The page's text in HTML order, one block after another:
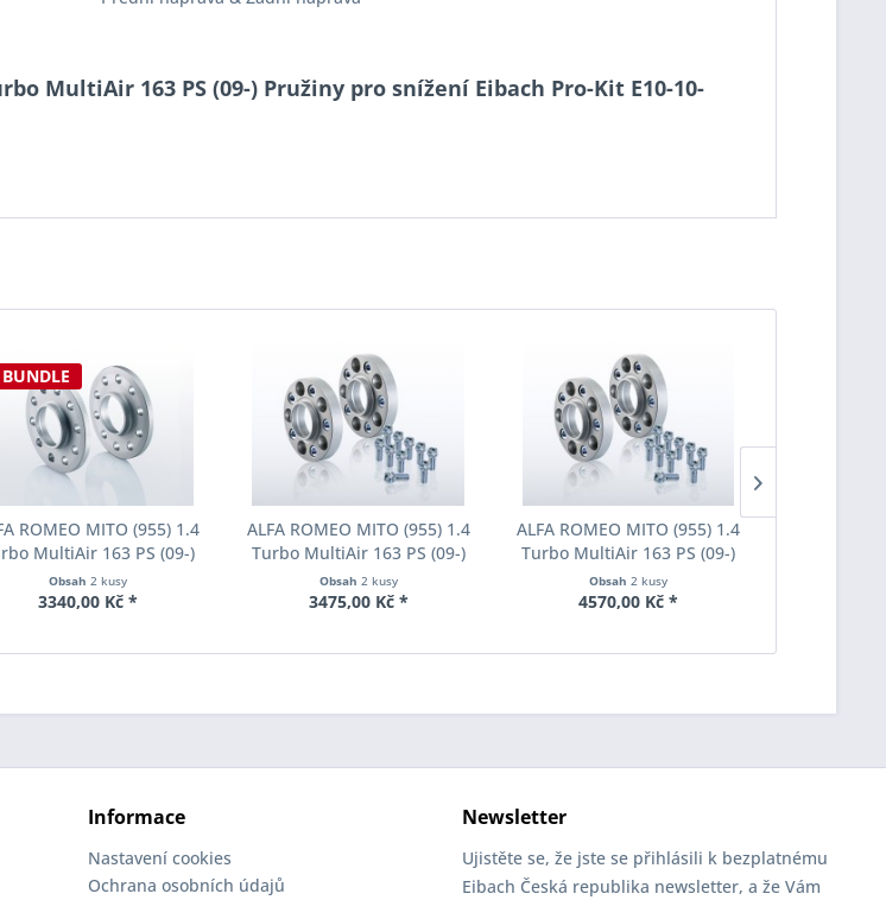
MultiAir 163 PS (09-) Pružiny pro snížení Eibach Pro-Kit E10-10-
BUNDLE
ROMEO MITO (955) 1.4
MultiAir 163 PS (09-)
rozchodu Eibach Pro-
S90-2-15-020 System2
Obsah 2 kusy
3340,00 Kč *
ALFA ROMEO MITO (955) 1.4
Turbo MultiAir 163 PS (09-)
Šířka rozchodu Eibach Pro-
Spacer S90-7-20-012 System7
Obsah 2 kusy
3475,00 Kč *
ALFA ROMEO MITO (955) 1.4
Turbo MultiAir 163 PS (09-)
Šířka rozchodu Eibach Pro-
Spacer S90-7-25-006 System7
Obsah2 kusy
4570,00 Kč *
Informace
Nastavení cookies
Ochrana osobních údajů
Newsletter
Ujistěte se, že jste se přihlásili k bezplatnému
Eibach Česká republika newsletter, a že Vám